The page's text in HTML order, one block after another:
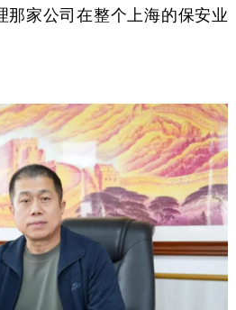
那家公司在整个上海的保安业